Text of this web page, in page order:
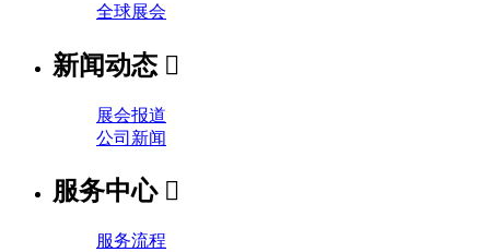
全球展会
新闻动态 
展会报道
公司新闻
服务中心 
服务流程